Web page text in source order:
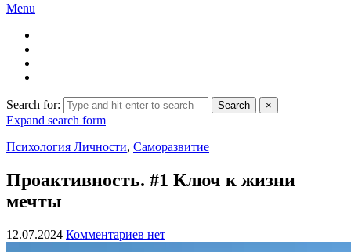
Menu
Search for: Search ×
Expand search form
Психология Личности, Саморазвитие
Проактивность. #1 Ключ к жизни
мечты
12.07.2024 Комментариев нет